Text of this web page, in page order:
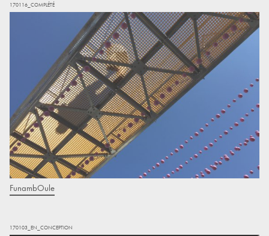
170116_COMPLÉTÉ
FunambOule
170103_EN_CONCEPTION